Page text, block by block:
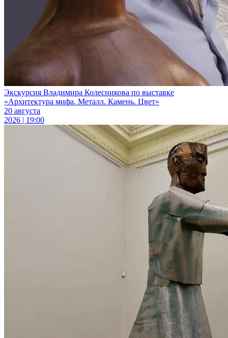
Экскурсия Владимира Колесникова по выставке
«Архитектура мифа. Металл. Камень. Цвет»
20 августа
2026 | 19:00